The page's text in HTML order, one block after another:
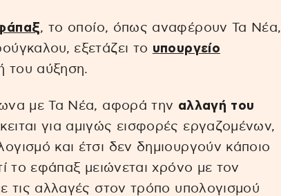
, το οποίο, όπως αναφέρουν Τα Νέα,
εξετάζει το υπουργείο
του αύξηση.
με Τα Νέα, αφορά την αλλαγή του
για αμιγώς εισφορές εργαζομένων,
και έτσι δεν δημιουργούν κάποιο
το εφάπαξ μειώνεται χρόνο με τον
τις αλλαγές στον τρόπο υπολογισμού